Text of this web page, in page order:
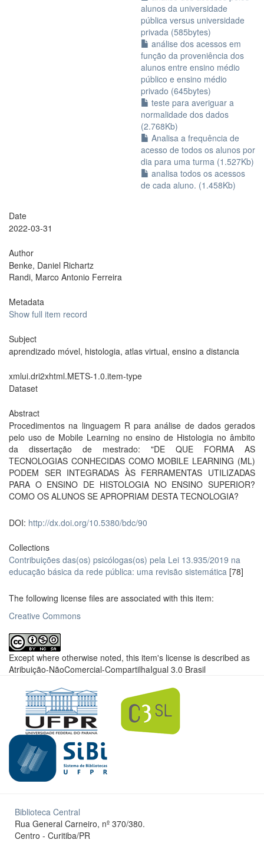
alunos da universidade
pública versus universidade
privada (585bytes)
análise dos acessos em
função da proveniência dos
alunos entre ensino médio
público e ensino médio
privado (645bytes)
teste para averiguar a
normalidade dos dados
(2.768Kb)
Analisa a frequência de
acesso de todos os alunos por
dia para uma turma (1.527Kb)
analisa todos os acessos
de cada aluno. (1.458Kb)
Date
2022-03-31
Author
Benke, Daniel Richartz
Randi, Marco Antonio Ferreira
Metadata
Show full item record
Subject
aprendizado móvel, histologia, atlas virtual, ensino a distancia
xmlui.dri2xhtml.METS-1.0.item-type
Dataset
Abstract
Procedimentos na linguagem R para análise de dados gerados
pelo uso de Mobile Learning no ensino de Histologia no âmbito
da dissertação de mestrado: "DE QUE FORMA AS
TECNOLOGIAS CONHECIDAS COMO MOBILE LEARNING (ML)
PODEM SER INTEGRADAS ÀS FERRAMENTAS UTILIZADAS
PARA O ENSINO DE HISTOLOGIA NO ENSINO SUPERIOR?
COMO OS ALUNOS SE APROPRIAM DESTA TECNOLOGIA?
DOI: http://dx.doi.org/10.5380/bdc/90
Collections
Contribuições das(os) psicólogas(os) pela Lei 13.935/2019 na
educação básica da rede pública: uma revisão sistemática [78]
The following license files are associated with this item:
Creative Commons
Except where otherwise noted, this item's license is described as
Atribuição-NãoComercial-CompartilhaIgual 3.0 Brasil
Biblioteca Central
Rua General Carneiro, nº 370/380.
Centro - Curitiba/PR